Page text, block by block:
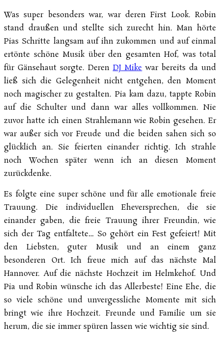
Was super besonders war, war deren First Look. Robin
stand draußen und stellte sich zurecht hin. Man hörte
Pias Schritte langsam auf ihn zukommen und auf einmal
ertönte schöne Musik über den gesamten Hof, was total
für Gänsehaut sorgte. Deren DJ Mike war bereits da und
ließ sich die Gelegenheit nicht entgehen, den Moment
noch magischer zu gestalten. Pia kam dazu, tappte Robin
auf die Schulter und dann war alles vollkommen. Nie
zuvor hatte ich einen Strahlemann wie Robin gesehen. Er
war außer sich vor Freude und die beiden sahen sich so
glücklich an. Sie feierten einander richtig. Ich strahle
noch Wochen später wenn ich an diesen Moment
zurückdenke.
Es folgte eine super schöne und für alle emotionale freie
Trauung. Die individuellen Eheversprechen, die sie
einander gaben, die freie Trauung ihrer Freundin, wie
sich der Tag entfaltete… So gehört ein Fest gefeiert! Mit
den Liebsten, guter Musik und an einem ganz
besonderen Ort. Ich freue mich auf das nächste Mal
Hannover. Auf die nächste Hochzeit im Helmkehof. Und
Pia und Robin wünsche ich das Allerbeste! Eine Ehe, die
so viele schöne und unvergessliche Momente mit sich
bringt wie ihre Hochzeit. Freunde und Familie um sie
herum, die sie immer spüren lassen wie wichtig sie sind.